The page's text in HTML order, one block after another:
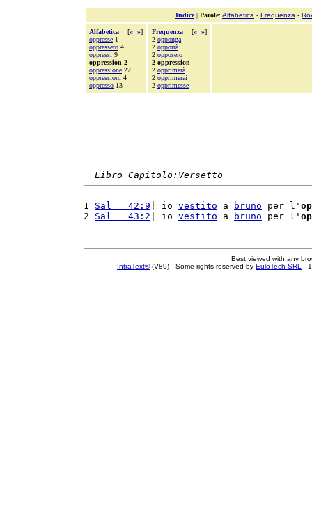
Indice| Parole: Alfabetica - Frequenza -
Alfabetica [« »]
oppresse 1
oppressero 4
oppressi 9
oppression 2
oppressione 22
oppressioni 4
oppresso 13
Frequenza [« »]
2 opponga
2 opporrà
2 opposero
2 oppression
2 opprimerà
2 opprimerai
2 opprimesse
Libro Capitolo:Versetto
1 Sal   42:9 | io vestito a bruno per l'
2 Sal   43:2 | io vestito a bruno per l'
Best viewed with any
IntraText®(V89) - Some rights reserved by EuloTech SRL -